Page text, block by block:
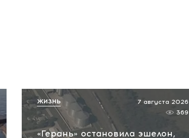
«Герань» остановила эшелон,
7 августа 2026
369
ЖИЗНЬ